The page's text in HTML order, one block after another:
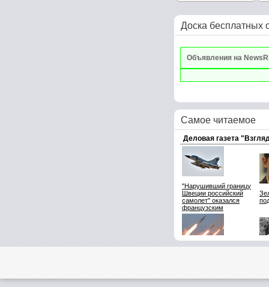
Доска бесплатных
Объявления на
Самое читаемое